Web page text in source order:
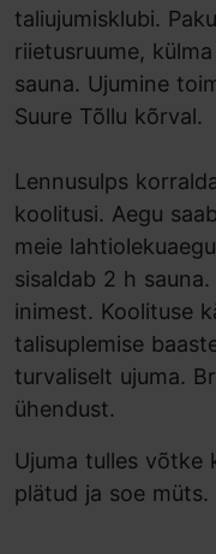
taliujumisklubi.
riietusruume,
sauna. Ujumine
Suure Tõllu kõrval.
Lennusulps
koolitusi. Aegu
meie
sisaldab 2 h
inimest. Koolituse
talisuplemise
turvaliselt ujuma.
ühendust.
Ujuma tulles võtke
plätud ja soe müts.